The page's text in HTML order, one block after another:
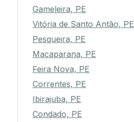
Gameleira, PE
Vitória de Santo Antão, PE
Pesqueira, PE
Macaparana, PE
Feira Nova, PE
Correntes, PE
Ibirajuba, PE
Condado, PE